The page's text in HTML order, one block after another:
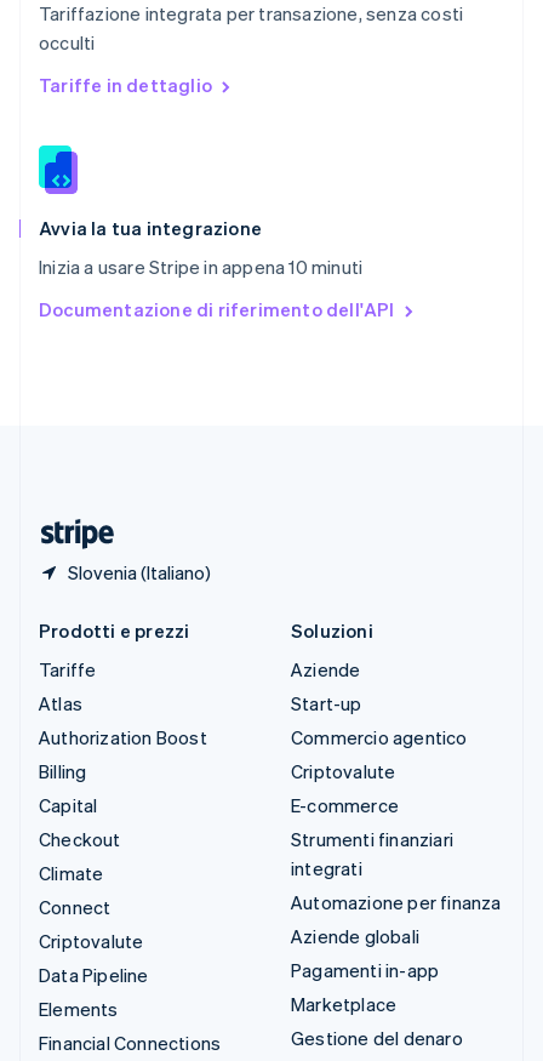
Tariffazione integrata per transazione, senza costi
occulti
Tariffe in dettaglio
Avvia la tua integrazione
Inizia a usare Stripe in appena 10 minuti
Documentazione di riferimento dell'API
Slovenia (Italiano)
English
Romania
English
Slovacchia
Slovenia
English Italiano
EspañolEnglish
English Español 简体中文
Prodotti e prezzi
Tariffe
Atlas
Authorization Boost
Billing
Capital
Checkout
Climate
Connect
Criptovalute
Data Pipeline
Elements
Financial Connections
Soluzioni
Aziende
Start-up
Commercio agentico
Criptovalute
E-commerce
Strumenti finanziari
integrati
Automazione per finanza
Aziende globali
Pagamenti in-app
Marketplace
Gestione del denaro